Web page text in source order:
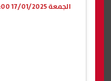
الجمعة 17/01/2025 12:00 ص